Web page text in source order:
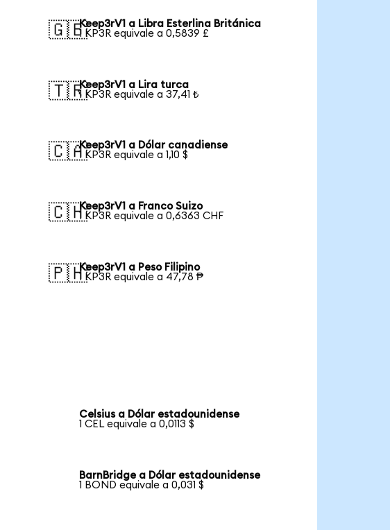
🇬🇧Keep3rV1 a Libra Esterlina Británica
1 KP3R equivale a 0,5839 £
🇹🇷Keep3rV1 a Lira turca
1 KP3R equivale a 37,41 ₺
🇨🇦Keep3rV1 a Dólar canadiense
1 KP3R equivale a 1,10 $
🇨🇭Keep3rV1 a Franco Suizo
1 KP3R equivale a 0,6363 CHF
🇵🇭Keep3rV1 a Peso Filipino
1 KP3R equivale a 47,78 ₱
Celsius a Dólar estadounidense
1 CEL equivale a 0,0113 $
BarnBridge a Dólar estadounidense
1 BOND equivale a 0,031 $